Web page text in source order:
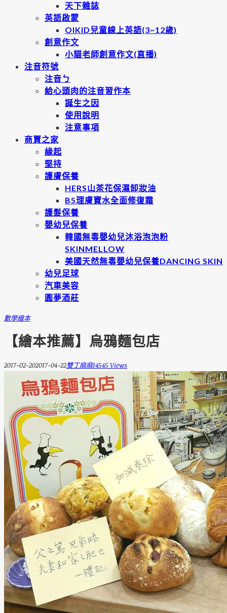
天下雜誌
英語啟蒙
OIKID兒童線上英語(3~12歲)
創意作文
小貓老師創意作文(直播)
注音符號
注音ㄅ
給心頭肉的注音習作本
誕生之因
使用說明
注意事項
商賈之家
緣起
堅持
護膚保養
HERS山茶花保濕卸妝油
B5理膚寶水全面修復霜
護髮保養
嬰幼兒保養
韓國無毒嬰幼兒沐浴泡泡粉
SKINMELLOW
美國天然無毒嬰幼兒保養DANCING SKIN
幼兒足球
汽車美容
圓夢酒莊
數學繪本
【繪本推薦】烏鴉麵包店
2017-02-202017-04-22雙丁麻麻14545 Views